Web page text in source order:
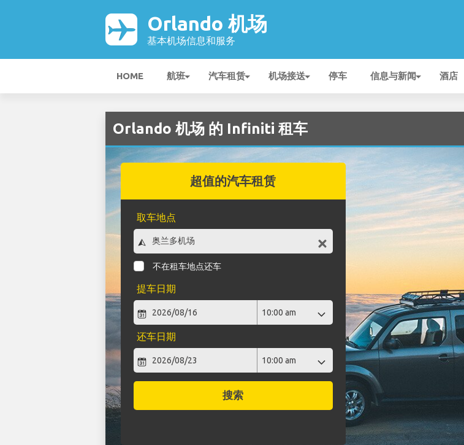
Orlando 机场
基本机场信息和服务
HOME 航班 汽车租赁 机场接送 停车 信息与新闻 酒店
Orlando 机场 的 Infiniti 租车
超值的汽车租赁
取车地点
不在租车地点还车
提车日期
还车日期
搜索